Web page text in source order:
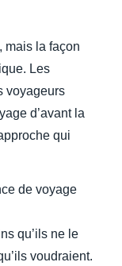
mais la façon
Les
voyageurs
d’avant la
qui
de voyage
qu’ils ne le
voudraient.